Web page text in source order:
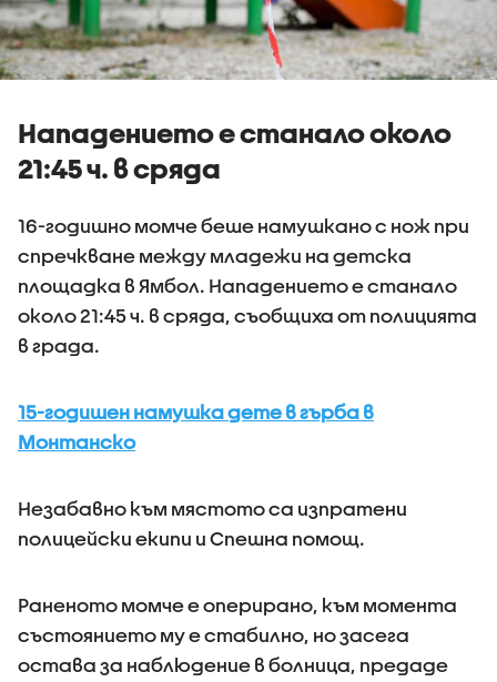
Нападението е станало около
21:45 ч. в сряда
16-годишно момче беше намушкано с нож при
спречкване между младежи на детска
площадка в Ямбол. Нападението е станало
около 21:45 ч. в сряда, съобщиха от полицията
в града.
15-годишен намушка дете в гърба в
Монтанско
Незабавно към мястото са изпратени
полицейски екипи и Спешна помощ.
Раненото момче е оперирано, към момента
състоянието му е стабилно, но засега
остава за наблюдение в болница, предаде